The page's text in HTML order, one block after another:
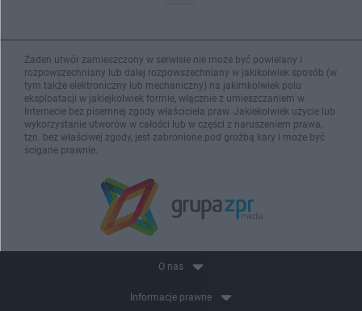
Żaden utwór zamieszczony w serwisie nie może być powielany i
rozpowszechniany lub dalej rozpowszechniany w jakikolwiek sposób (w
tym także elektroniczny lub mechaniczny) na jakimkolwiek polu
eksploatacji w jakiejkolwiek formie, włącznie z umieszczaniem w
Internecie bez pisemnej zgody właściciela praw. Jakiekolwiek użycie lub
wykorzystanie utworów w całości lub w części z naruszeniem prawa,
tzn. bez właściwej zgody, jest zabronione pod groźbą kary i może być
ścigane prawnie.
O nas
Informacje prawne